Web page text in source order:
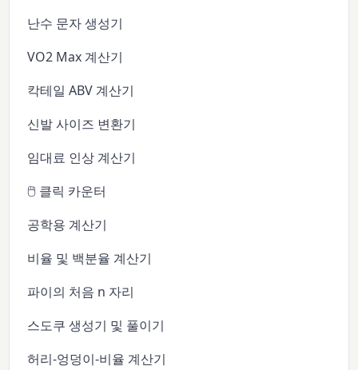
난수 문자 생성기
VO2 Max 계산기
칵테일 ABV 계산기
신발 사이즈 변환기
임대료 인상 계산기
🖱️ 클릭 카운터
공학용 계산기
비율 및 백분율 계산기
파이의 처음 n 자리
스도쿠 생성기 및 풀이기
허리-엉덩이-비율 계산기